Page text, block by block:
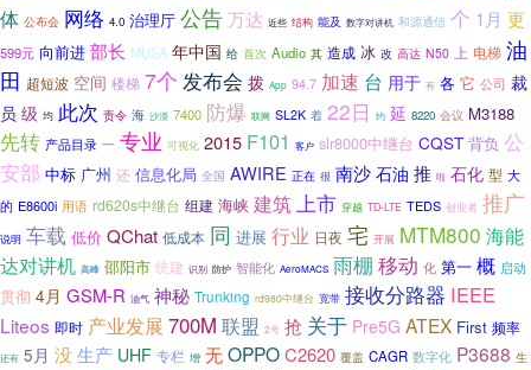
体 公布会 网络 4.0 治理厅 公告万达 近些 结构 能及 数字对讲机 和源通信 个 1月 更
599元 向前进 部长 MUSA 年中国 给 首次 Audio 其 造成 冰 改 高达 N50 上 电梯 油
田 超短波 空间 楼梯 7个 发布会 拨 App 94.7 加速 台 用于 有 各 它 公司 裁
员 级 均 此次 责令 海 沙漠 7400 防爆 联网 SL2K 着 22日 约 延 8220 会议 M3188
先转 产品目录 一 专业 可视化 2015 F101 客户 slr8000中继台 CQST 背负 公
安部 中标 广州 还 信息化局 全国 AWIRE 正在 很 南沙 石油 推 啦 石化 型 大
的 E8600i 用语 rd620s中继台 组建 海峡 建筑上市 穿越 TD-LTE TEDS 创业者 推广
说明 车载 低价 QChat 低成本 同 进展 行业 日夜 宅 开展 MTM800 海能
达对讲机 高峰 邵阳市 统建 识别 防护 智能化 AeroMACS 雨棚 移动 化 第一 概 启动
贯彻 4月 GSM-R 油气 神秘 Trunking rd980中继台 宽带 接收分路器 IEEE
Liteos 即时 产业发展 700M 联盟 2号 抢 关于 Pre5G ATEX First 频率
还有 5月 没生产 UHF 专栏 增 无OPPOC2620 覆盖 CAGR 数字化 P3688 生